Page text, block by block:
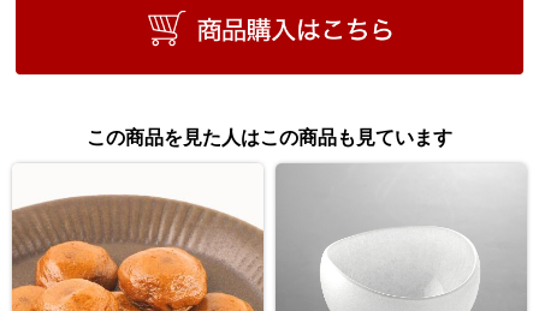
この商品を見た人はこの商品も見ています